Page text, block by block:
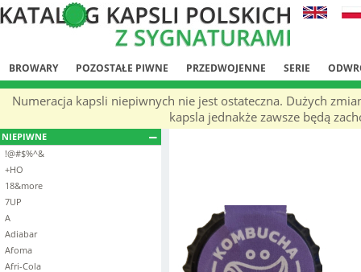
BROWARY POZOSTAŁE PIWNE PRZEDWOJENNE SERIE
Numeracja kapsli niepiwnych nie jest ostateczna. Dużych
kapsla jednakże zawsze będą
NIEPIWNE
!@#$%^&
+HO
18&more
7UP
A
Adiabar
Afoma
Afri-Cola